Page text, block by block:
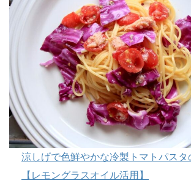
涼しげで色鮮やかな冷製トマトパスタ
【レモングラスオイル活用】